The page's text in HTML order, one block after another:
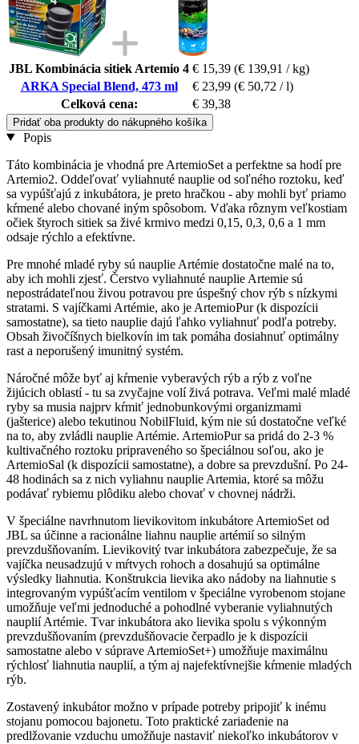
JBL Kombinácia sitiek Artemio 4 € 15,39 (€ 139,91 / kg)
ARKA Special Blend, 473 ml
€ 23,99 (€ 50,72 / l)
Celková cena:
€ 39,38
Pridať oba produkty do nákupného košíka
Popis
Táto kombinácia je vhodná pre ArtemioSet a perfektne sa hodí pre
Artemio2. Oddeľovať vyliahnuté nauplie od soľného roztoku, keď
sa vypúšťajú z inkubátora, je preto hračkou - aby mohli byť priamo
kŕmené alebo chované iným spôsobom. Vďaka rôznym veľkostiam
očiek štyroch sitiek sa živé krmivo medzi 0,15, 0,3, 0,6 a 1 mm
odsaje rýchlo a efektívne.
Pre mnohé mladé ryby sú nauplie Artémie dostatočne malé na to,
aby ich mohli zjesť. Čerstvo vyliahnuté nauplie Artemie sú
nepostrádateľnou živou potravou pre úspešný chov rýb s nízkymi
stratami. S vajíčkami Artémie, ako je ArtemioPur (k dispozícii
samostatne), sa tieto nauplie dajú ľahko vyliahnuť podľa potreby.
Obsah živočíšnych bielkovín im tak pomáha dosiahnuť optimálny
rast a neporušený imunitný systém.
Náročné môže byť aj kŕmenie vyberavých rýb a rýb z voľne
žijúcich oblastí - tu sa zvyčajne volí živá potrava. Veľmi malé mladé
ryby sa musia najprv kŕmiť jednobunkovými organizmami
(jašterice) alebo tekutinou NobilFluid, kým nie sú dostatočne veľké
na to, aby zvládli nauplie Artémie. ArtemioPur sa pridá do 2-3 %
kultivačného roztoku pripraveného so špeciálnou soľou, ako je
ArtemioSal (k dispozícii samostatne), a dobre sa prevzdušní. Po 24-
48 hodinách sa z nich vyliahnu nauplie Artemia, ktoré sa môžu
podávať rybiemu plôdiku alebo chovať v chovnej nádrži.
V špeciálne navrhnutom lievikovitom inkubátore ArtemioSet od
JBL sa účinne a racionálne liahnu nauplie artémií so silným
prevzdušňovaním. Lievikovitý tvar inkubátora zabezpečuje, že sa
vajíčka neusadzujú v mŕtvych rohoch a dosahujú sa optimálne
výsledky liahnutia. Konštrukcia lievika ako nádoby na liahnutie s
integrovaným vypúšťacím ventilom v špeciálne vyrobenom stojane
umožňuje veľmi jednoduché a pohodlné vyberanie vyliahnutých
nauplií Artémie. Tvar inkubátora ako lievika spolu s výkonným
prevzdušňovaním (prevzdušňovacie čerpadlo je k dispozícii
samostatne alebo v súprave ArtemioSet+) umožňuje maximálnu
rýchlosť liahnutia nauplií, a tým aj najefektívnejšie kŕmenie mladých
rýb.
Zostavený inkubátor možno v prípade potreby pripojiť k inému
stojanu pomocou bajonetu. Toto praktické zariadenie na
predlžovanie vzduchu umožňuje nastaviť niekoľko inkubátorov v